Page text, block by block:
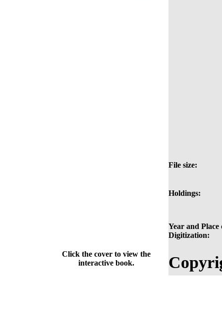
File size:
Holdings:
Year and Place
Digitization:
Click the cover to view the
interactive book.